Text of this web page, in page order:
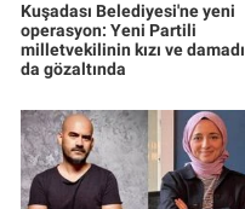
Kuşadası Belediyesi'ne yeni
operasyon: Yeni Partili
milletvekilinin kızı ve damadı
da gözaltında